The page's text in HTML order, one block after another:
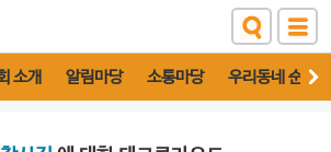
소개 알림마당 소통마당 우리동네 순찰대